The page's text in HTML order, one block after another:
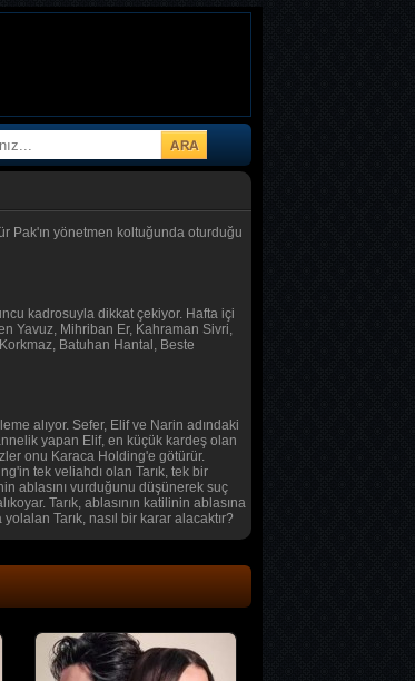
Pak'ın yönetmen koltuğunda oturduğu
kadrosuyla dikkat çekiyor. Hafta içi
Yavuz, Mihriban Er, Kahraman Sivri,
Batuhan Hantal, Beste
alıyor. Sefer, Elif ve Narin adındaki
yapan Elif, en küçük kardeş olan
onu Karaca Holding'e götürür.
tek veliahdı olan Tarık, tek bir
ablasını vurduğunu düşünerek suç
Tarık, ablasının katilinin ablasına
Tarık, nasıl bir karar alacaktır?